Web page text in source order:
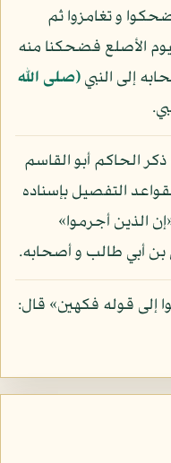
و تغامزوا ثم
الأصلع فضحكنا منه
إلى النبي(صلى الله
الحاكم أبو القاسم
التفصيل بإسناده
الذين أجرموا»
بن أبي طالب و أصحابه.
إلى قوله فكهين» قال: